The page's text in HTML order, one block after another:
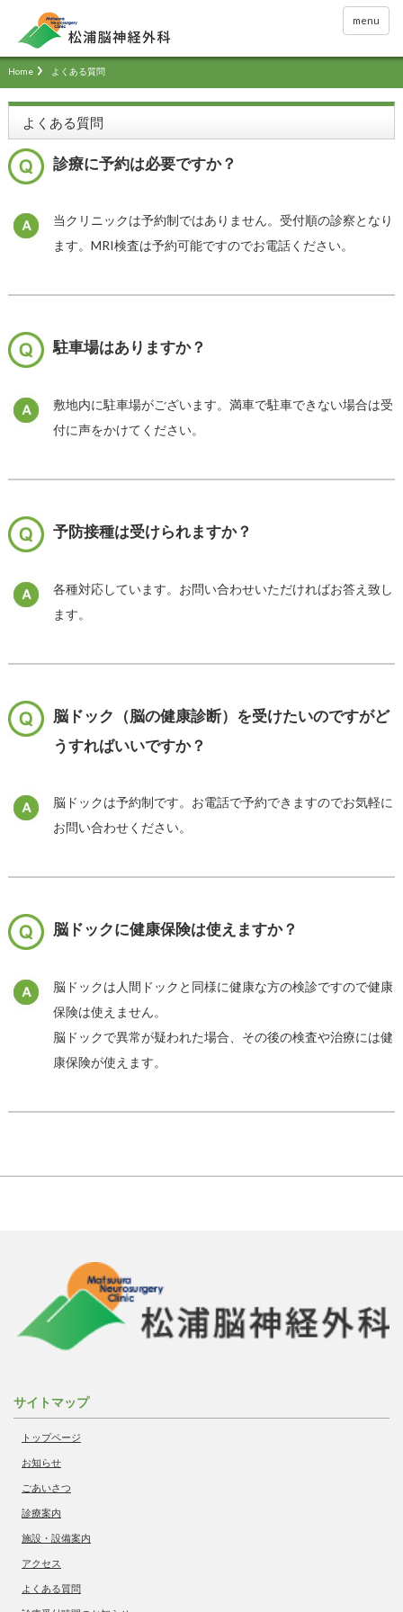
menu
Home よくある質問
よくある質問
診療に予約は必要ですか？
当クリニックは予約制ではありません。受付順の診察となり
ます。MRI検査は予約可能ですのでお電話ください。
駐車場はありますか？
敷地内に駐車場がございます。満車で駐車できない場合は受
付に声をかけてください。
予防接種は受けられますか？
各種対応しています。お問い合わせいただければお答え致し
ます。
脳ドック（脳の健康診断）を受けたいのですがど
うすればいいですか？
脳ドックは予約制です。お電話で予約できますのでお気軽に
お問い合わせください。
脳ドックに健康保険は使えますか？
脳ドックは人間ドックと同様に健康な方の検診ですので健康
保険は使えません。
脳ドックで異常が疑われた場合、その後の検査や治療には健
康保険が使えます。
サイトマップ
トップページ
お知らせ
ごあいさつ
診療案内
施設・設備案内
アクセス
よくある質問